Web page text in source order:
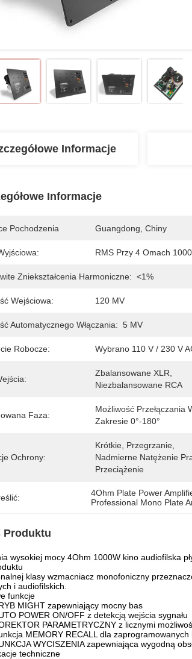
Informacje
Informacje
Pochodzenia Guangdong, Chiny
RMS Przy 4 Omach
Zniekształcenia Harmoniczne: <1%
Wejściowa: 120 MV
Automatycznego Włączania: 5 MV
Robocze: Wybrano 110 V / 230 V
Zbalansowane XLR,
Niezbalansowane RCA
Faza:
Możliwość Przełączania
Zakresie 0°-180°
Ochrony:
Krótkie, Przegrzanie,
Nadmierne Natężenie
Przeciążenie
4Ohm Plate Power
Professional Mono Plate
Produktu
wysokiej mocy 4Ohm 1000W kino audiofilska
klasy wzmacniacz monofoniczny
i audiofilskich.
funkcje
MIGHT zapewniający mocny bas
POWER ON/OFF z detekcją wejścia sygnału
PARAMETRYCZNY z licznymi
MEMORY RECALL dla zaprogramowanych
WYCISZENIA zapewniająca wygodną
techniczne